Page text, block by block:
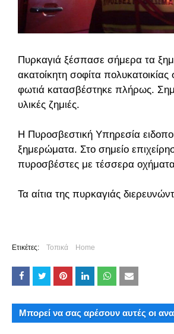
Πυρκαγιά ξέσπασε σήμερα τα
ακατοίκητη σοφίτα
φωτιά κατασβέστηκε πλήρως.
υλικές ζημιές.
Η Πυροσβεστική Υπηρεσία
ξημερώματα. Στο σημείο
πυροσβέστες με τέσσερα
Τα αίτια της πυρκαγιάς
Ετικέτες: Τοπικά Home
Μπορεί να σας αρέσουν αυτές οι